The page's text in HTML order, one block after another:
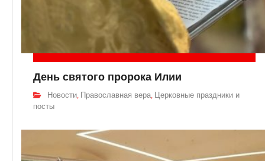
День святого пророка Илии
Новости, Православная вера,
Церковные праздники и
посты